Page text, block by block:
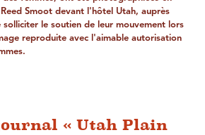
Smoot devant l'hôtel Utah, auprès
solliciter le soutien de leur mouvement lors
reproduite avec l'aimable autorisation
« Utah Plain